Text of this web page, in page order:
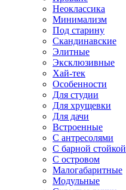
Неоклассика
Минимализм
Под старину
Скандинавские
Элитные
Эксклюзивные
Хай-тек
Особенности
Для студии
Для хрущевки
Для дачи
Встроенные
С антресолями
С барной стойкой
С островом
Малогабаритные
Модульные